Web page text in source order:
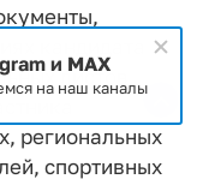
кандидата
листов,
региональных
спортивных
и MAX
на наш каналы